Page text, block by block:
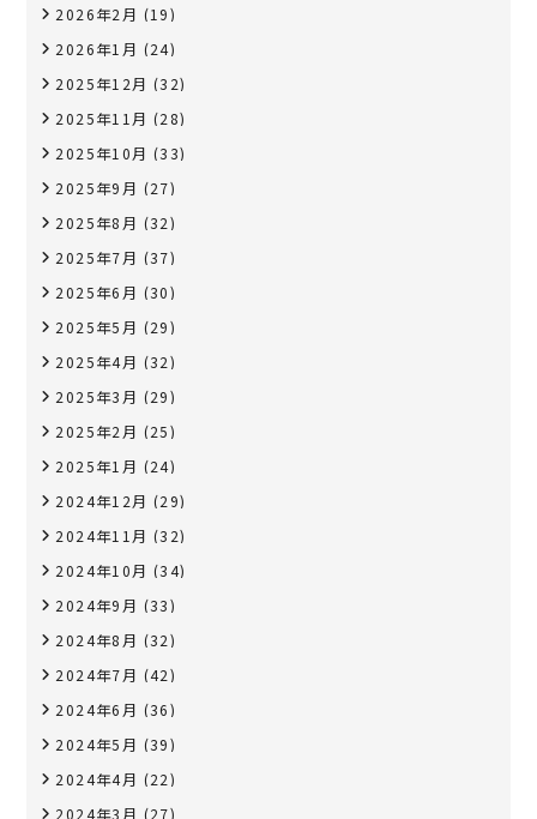
2026年2月 (19)
2026年1月 (24)
2025年12月 (32)
2025年11月 (28)
2025年10月 (33)
2025年9月 (27)
2025年8月 (32)
2025年7月 (37)
2025年6月 (30)
2025年5月 (29)
2025年4月 (32)
2025年3月 (29)
2025年2月 (25)
2025年1月 (24)
2024年12月 (29)
2024年11月 (32)
2024年10月 (34)
2024年9月 (33)
2024年8月 (32)
2024年7月 (42)
2024年6月 (36)
2024年5月 (39)
2024年4月 (22)
2024年3月 (27)